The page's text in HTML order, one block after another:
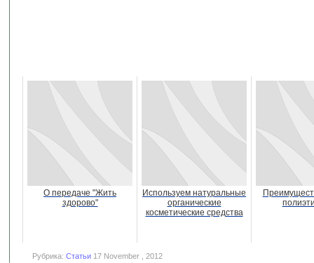
О передаче "Жить
здорово"
Используем натуральные
органические
косметические средства
Рубрика: Статьи 17 November , 2012